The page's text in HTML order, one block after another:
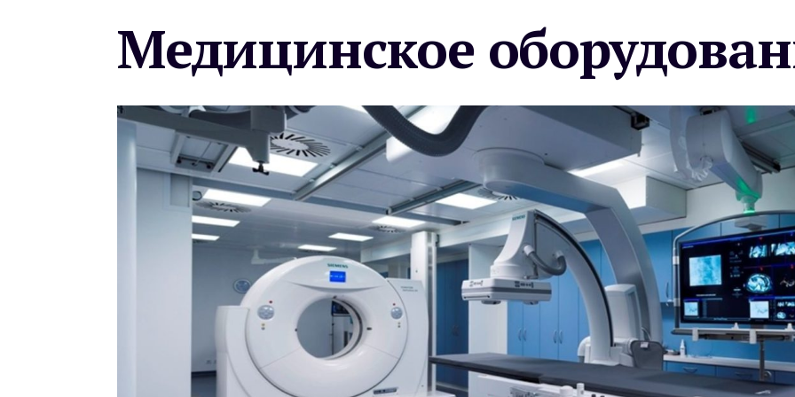
Медицинское